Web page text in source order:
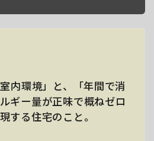
内環境」と、「年間で消
ギー量が正味で概ねゼロ
する住宅のこと。